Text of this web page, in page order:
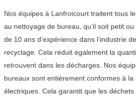
Nos équipes à Lanfroicourt traitent tous
au nettoyage de bureau, qu’il soit petit
de 10 ans d’expérience dans l’industrie
recyclage. Cela réduit également la
retrouvent dans les décharges. Nos
bureaux sont entièrement conformes à
électriques. Cela garantit que les